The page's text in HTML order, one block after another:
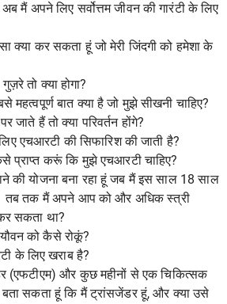
मैं अपने लिए सर्वोत्तम जीवन की गारंटी के लिए
क्या कर सकता हूं जो मेरी जिंदगी को हमेशा के
तो क्या होगा?
बात क्या है जो मुझे सीखनी चाहिए?
हैं तो क्या परिवर्तन होंगे?
एचआरटी की सिफारिश की जाती है?
प्राप्त करूं कि मुझे एचआरटी चाहिए?
की योजना बना रहा हूं जब मैं इस साल 18 साल
तब तक मैं अपने आप को और अधिक स्त्री
सकता था?
को कैसे रोकूं?
के लिए खराब है?
(एफटीएम) और कुछ महीनों से एक चिकित्सक
सकता हूं कि मैं ट्रांसजेंडर हूं, और क्या उसे